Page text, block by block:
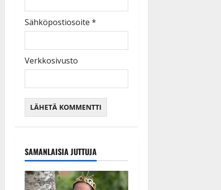
Sähköpostiosoite *
Verkkosivusto
SAMANLAISIA JUTTUJA